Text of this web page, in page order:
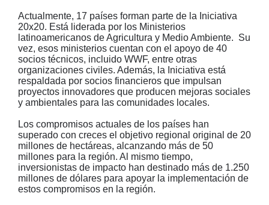
Actualmente, 17 países forman parte de la Iniciativa
20x20. Está liderada por los Ministerios
latinoamericanos de Agricultura y Medio Ambiente. Su
vez, esos ministerios cuentan con el apoyo de 40
socios técnicos, incluido WWF, entre otras
organizaciones civiles. Además, la Iniciativa está
respaldada por socios financieros que impulsan
proyectos innovadores que producen mejoras sociales
y ambientales para las comunidades locales.
Los compromisos actuales de los países han
superado con creces el objetivo regional original de 20
millones de hectáreas, alcanzando más de 50
millones para la región. Al mismo tiempo,
inversionistas de impacto han destinado más de 1.250
millones de dólares para apoyar la implementación de
estos compromisos en la región.